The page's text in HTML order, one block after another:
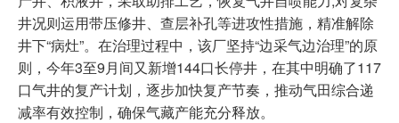
井况则运用带压修井、查层补孔等进攻性措施，精准解除
井下“病灶”。在治理过程中，该厂坚持“边采气边治理”的原
则，今年3至9月间又新增144口长停井，在其中明确了117
口气井的复产计划，逐步加快复产节奏，推动气田综合递
减率有效控制，确保气藏产能充分释放。